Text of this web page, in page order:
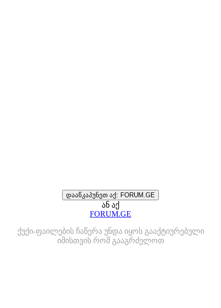
დააწკაპუნეთ აქ: FORUM.GE
ან აქ
FORUM.GE
ქუქი-ფაილების ჩაწერა უნდა იყოს გააქტიურებული
იმისთვის რომ გააგრძელოთ